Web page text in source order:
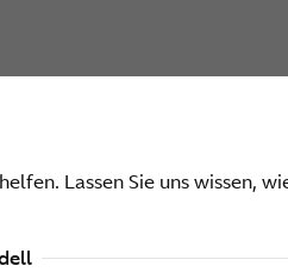
Lassen Sie uns wissen,